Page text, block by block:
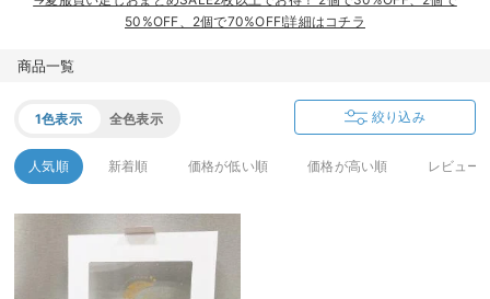
骨盤・マタニティベルト （妊娠中・産後）
産後 ガードル インナー
マタニティ 腹巻き
【アウトレット】ベビー
Tシャツブラ
ブラトップ
親子セット
快適機能ウェア特集 ボトムス
快適機能ウェア特集 パジャマ
インナー
ベビー
MAX55%OFF ブラックフ
王道シンプル派
カジュアル
あったかアイテム｜
男の子におススメの
もらって嬉しいギフト
カップ付きインナー
裏起毛素材
50%OFF、2個で70%OFF!詳細はコチラ
商品一覧
1色表示 全色表示 絞り込み
人気順 新着順 価格が低い順 価格が高い順 レビュー